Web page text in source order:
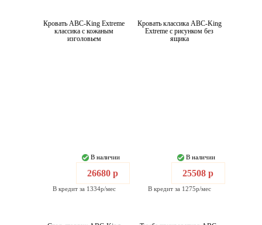
Кровать ABC-King Extreme
классика с кожаным
изголовьем
В наличии
26680 р
В кредит за 1334р/мес
Кровать классика ABC-King
Extreme с рисунком без
ящика
В наличии
25508 р
В кредит за 1275р/мес